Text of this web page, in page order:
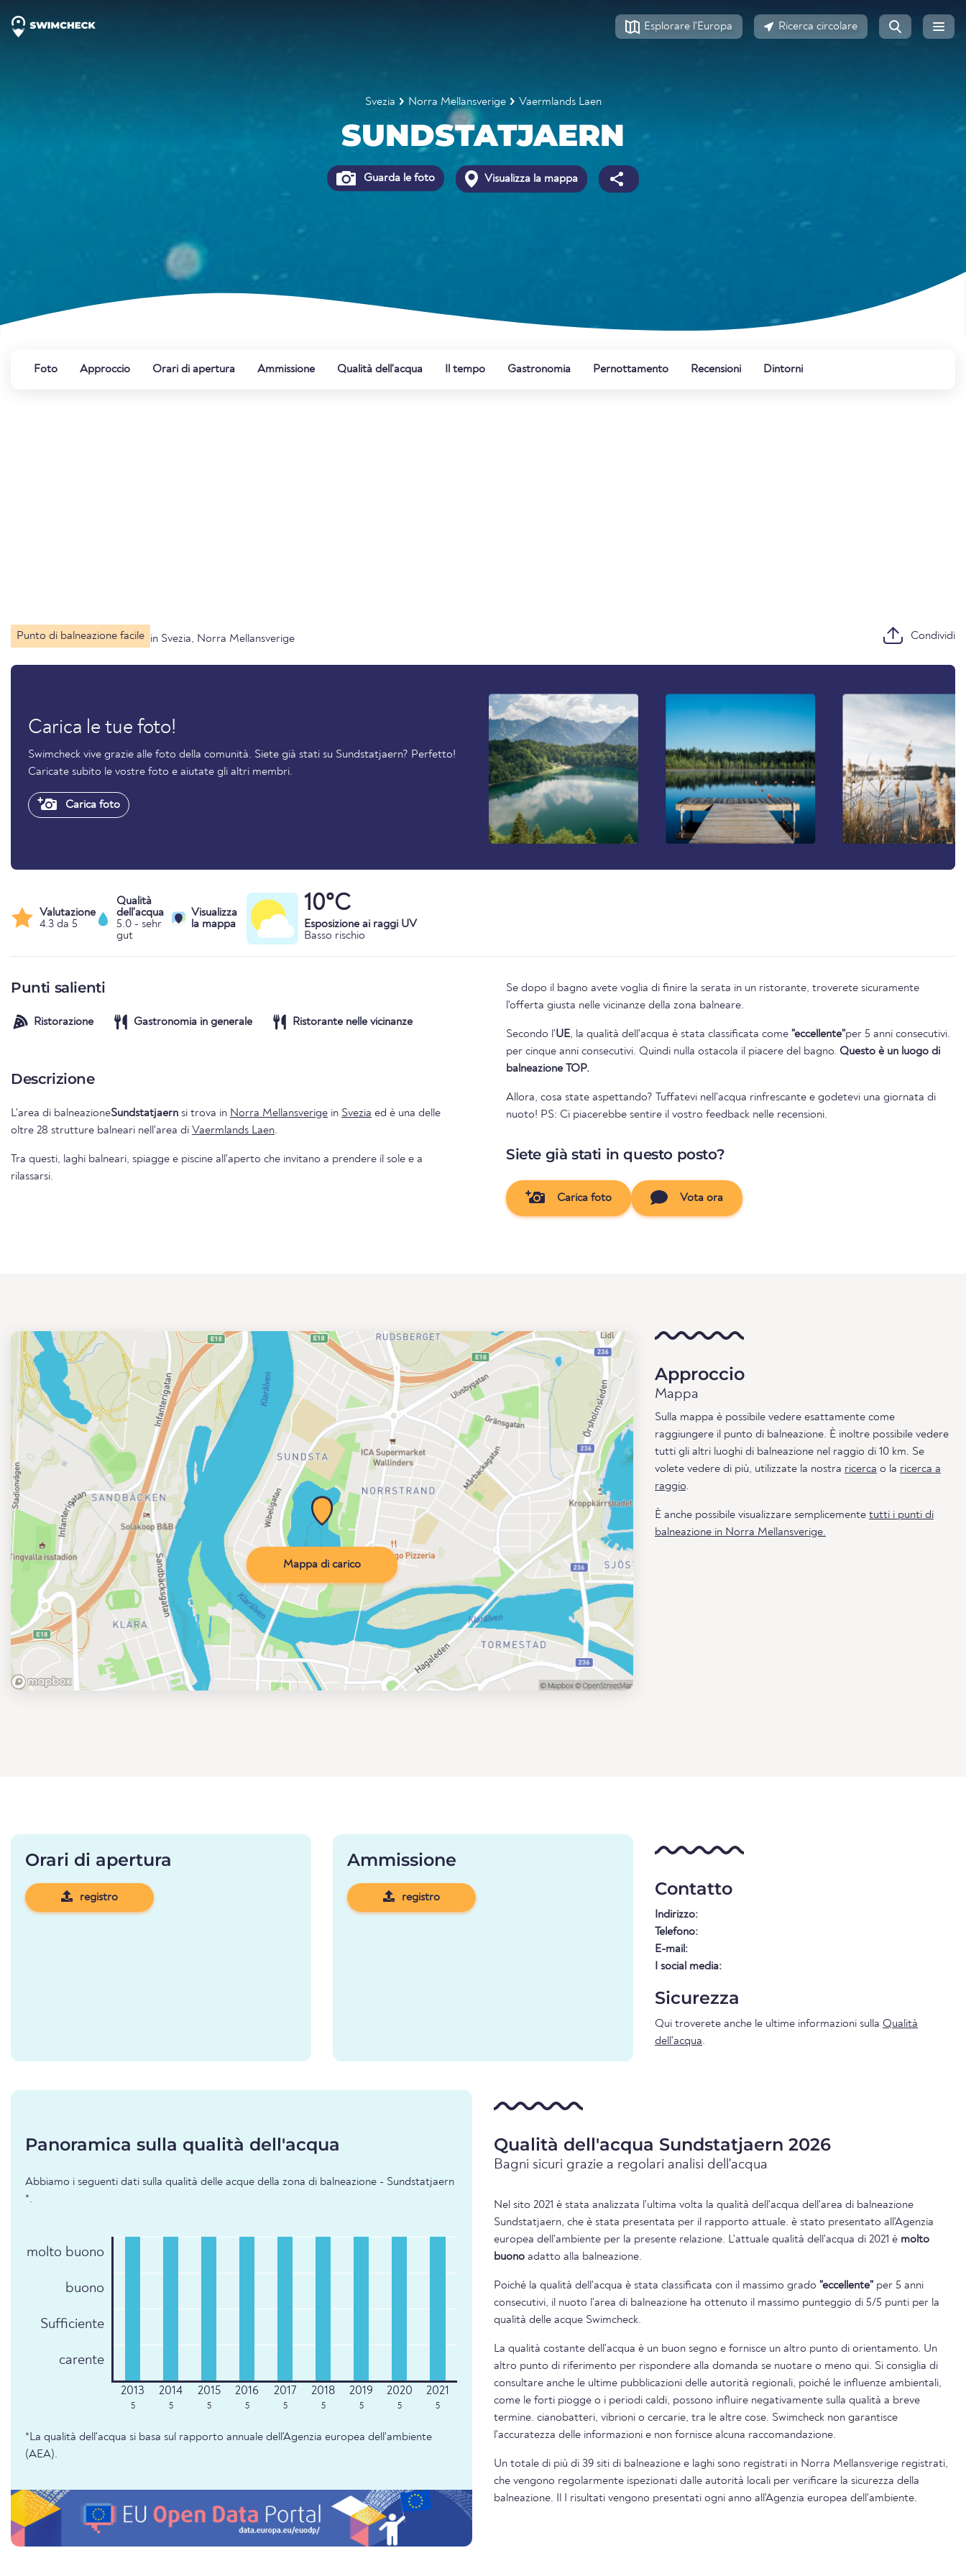
Esplorare l'Europa Ricerca circolare
Svezia Norra Mellansverige Vaermlands Laen
SUNDSTATJAERN
Guarda le foto Visualizza la mappa
Foto Approccio Orari di apertura Ammissione Qualità dell'acqua Il tempo Gastronomia Pernottamento Recensioni Dintorni
Punto di balneazione facile in Svezia, Norra Mellansverige Condividi
Carica le tue foto!
Swimcheck vive grazie alle foto della comunità. Siete già stati su Sundstatjaern? Perfetto!
Caricate subito le vostre foto e aiutate gli altri membri.
Carica foto
Valutazione
4.3 da 5
Qualità
dell'acqua
5.0 - sehr
gut
Visualizza
la mappa
10°C
Esposizione ai raggi UV
Basso rischio
Punti salienti
Ristorazione Gastronomia in generale Ristorante nelle vicinanze
Descrizione
L'area di balneazioneSundstatjaern si trova in Norra Mellansverige in Svezia ed è una delle
oltre 28 strutture balneari nell'area di Vaermlands Laen.
Tra questi, laghi balneari, spiagge e piscine all'aperto che invitano a prendere il sole e a
rilassarsi.
Se dopo il bagno avete voglia di finire la serata in un ristorante, troverete sicuramente
l'offerta giusta nelle vicinanze della zona balneare.
Secondo l'UE, la qualità dell'acqua è stata classificata come "eccellente"per 5 anni consecutivi.
per cinque anni consecutivi. Quindi nulla ostacola il piacere del bagno. Questo è un luogo di
balneazione TOP.
Allora, cosa state aspettando? Tuffatevi nell'acqua rinfrescante e godetevi una giornata di
nuoto! PS: Ci piacerebbe sentire il vostro feedback nelle recensioni.
Siete già stati in questo posto?
Carica foto Vota ora
Mappa di carico
Approccio
Mappa
Sulla mappa è possibile vedere esattamente come
raggiungere il punto di balneazione. È inoltre possibile vedere
tutti gli altri luoghi di balneazione nel raggio di 10 km. Se
volete vedere di più, utilizzate la nostra ricerca o la ricerca a
raggio.
È anche possibile visualizzare semplicemente tutti i punti di
balneazione in Norra Mellansverige.
Orari di apertura
registro
Ammissione
registro Contatto
Indirizzo:
Telefono:
E-mail:
I social media:
Sicurezza
Qui troverete anche le ultime informazioni sulla Qualità
dell'acqua.
Panoramica sulla qualità dell'acqua
Abbiamo i seguenti dati sulla qualità delle acque della zona di balneazione - Sundstatjaern
*.
molto buono
buono
Sufficiente
carente
5 5 5 5 5 5 5 5 5
*La qualità dell'acqua si basa sul rapporto annuale dell'Agenzia europea dell'ambiente
(AEA).
Qualità dell'acqua Sundstatjaern 2026
Bagni sicuri grazie a regolari analisi dell'acqua
Nel sito 2021 è stata analizzata l'ultima volta la qualità dell'acqua dell'area di balneazione
Sundstatjaern, che è stata presentata per il rapporto attuale. è stato presentato all'Agenzia
europea dell'ambiente per la presente relazione. L'attuale qualità dell'acqua di 2021 è molto
buono adatto alla balneazione.
Poiché la qualità dell'acqua è stata classificata con il massimo grado "eccellente" per 5 anni
consecutivi, il nuoto l'area di balneazione ha ottenuto il massimo punteggio di 5/5 punti per la
qualità delle acque Swimcheck.
La qualità costante dell'acqua è un buon segno e fornisce un altro punto di orientamento. Un
altro punto di riferimento per rispondere alla domanda se nuotare o meno qui. Si consiglia di
consultare anche le ultime pubblicazioni delle autorità regionali, poiché le influenze ambientali,
come le forti piogge o i periodi caldi, possono influire negativamente sulla qualità a breve
termine. cianobatteri, vibrioni o cercarie, tra le altre cose. Swimcheck non garantisce
l'accuratezza delle informazioni e non fornisce alcuna raccomandazione.
Un totale di più di 39 siti di balneazione e laghi sono registrati in Norra Mellansverige registrati,
che vengono regolarmente ispezionati dalle autorità locali per verificare la sicurezza della
balneazione. Il I risultati vengono presentati ogni anno all'Agenzia europea dell'ambiente.